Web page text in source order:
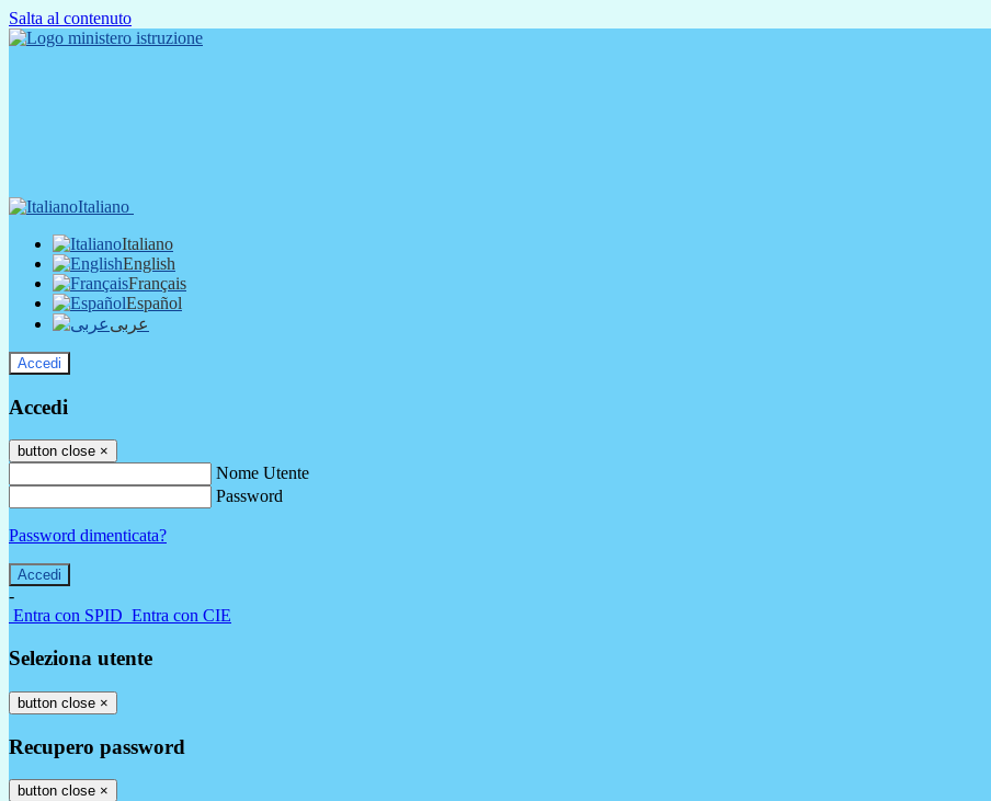
Salta al contenuto
Italiano
Italiano
English
Français
Español
عربى
Accedi
Accedi
button close ×
Nome Utente
Password
Password dimenticata?
-
Entra con SPID Entra con CIE
Seleziona utente
button close ×
Recupero password
button close ×